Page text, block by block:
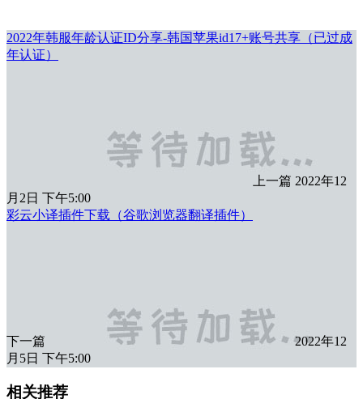
2022年韩服年龄认证ID分享-韩国苹果id17+账号共享（已过成
年认证）
上一篇 2022年12
月2日 下午5:00
彩云小译插件下载（谷歌浏览器翻译插件）
下一篇
2022年12
月5日 下午5:00
相关推荐